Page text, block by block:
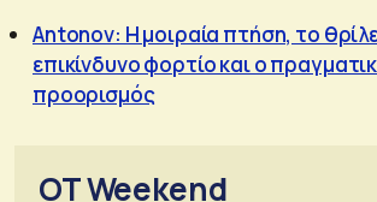
Antonov: Η μοιραία πτήση, το
επικίνδυνο φορτίο και ο
προορισμός
OT Weekend